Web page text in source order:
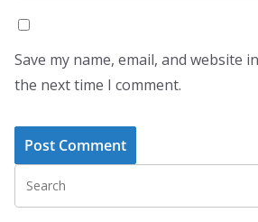
Save my name, email, and website
the next time I comment.